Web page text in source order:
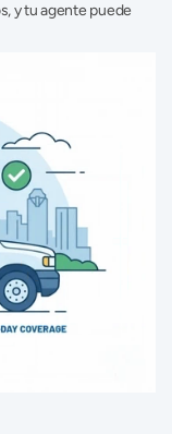
y tu agente puede